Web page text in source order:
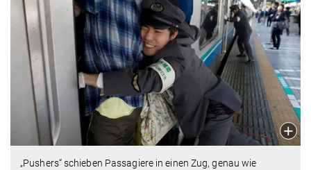
„Pushers“ schieben Passagiere in einen Zug, genau wie